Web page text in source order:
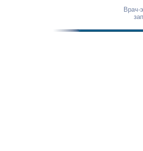
Врач-